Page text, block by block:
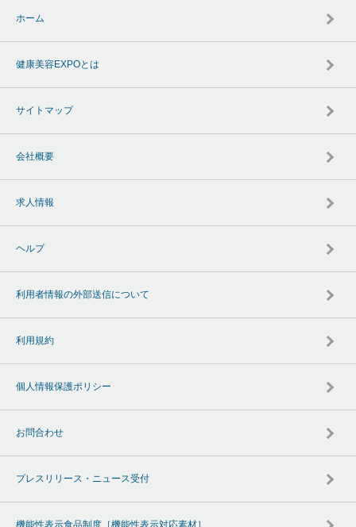
ホーム
健康美容EXPOとは
サイトマップ
会社概要
求人情報
ヘルプ
利用者情報の外部送信について
利用規約
個人情報保護ポリシー
お問合わせ
プレスリリース・ニュース受付